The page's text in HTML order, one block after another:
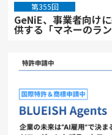
第355回
GeNiE、事業者向け
供する「マネーのラ